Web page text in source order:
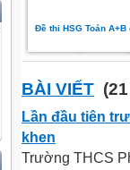
Đề thi HSG Toán A+B
BÀI VIẾT
Lần đầu tiên
khen
Trường THCS